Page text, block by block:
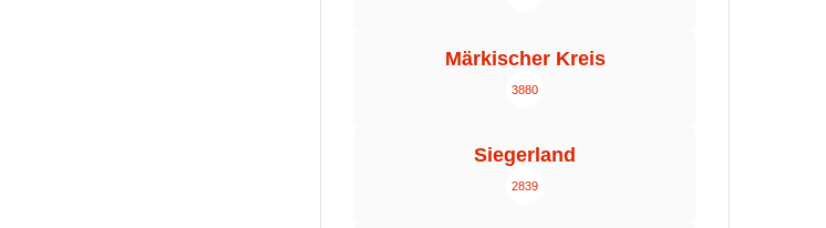
Märkischer Kreis
3880
Siegerland
2839